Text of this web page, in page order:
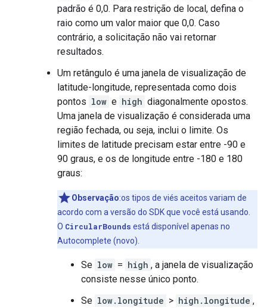
padrão é 0,0. Para restrição de local, defina o
raio como um valor maior que 0,0. Caso
contrário, a solicitação não vai retornar
resultados.
Um retângulo é uma janela de visualização de
latitude-longitude, representada como dois
pontos low e high diagonalmente opostos.
Uma janela de visualização é considerada uma
região fechada, ou seja, inclui o limite. Os
limites de latitude precisam estar entre -90 e
90 graus, e os de longitude entre -180 e 180
graus:
Observação:os tipos de viés aceitos variam de
acordo com a versão do SDK que você está usando.
O CircularBounds está disponível apenas no
Autocomplete (novo).
Se low = high , a janela de visualização
consiste nesse único ponto.
Se low.longitude > high.longitude ,